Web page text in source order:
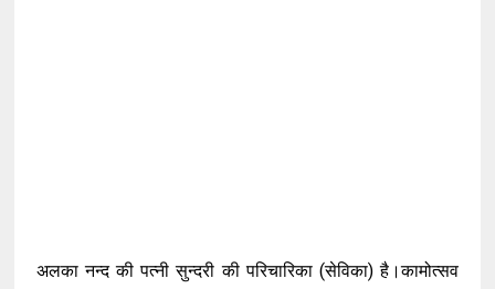
अलका नन्द की पत्नी सुन्दरी की परिचारिका (सेविका) है।कामोत्सव